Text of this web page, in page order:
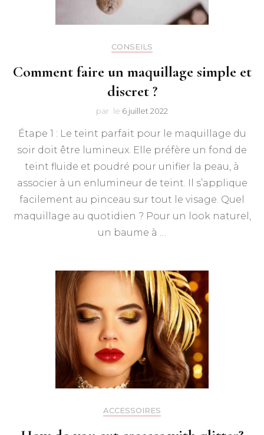
CONSEILS
Comment faire un maquillage simple et
discret ?
par le 6 juillet 2022
Étape 1 : Le teint parfait pour le maquillage du
soir doit être lumineux. Elle préfère un fond de
teint fluide et poudré pour unifier la peau, à
associer à un enlumineur de teint. Il s’applique
facilement au pinceau sur tout le visage. Quel
maquillage au quotidien ? Pour un look naturel,
un baume à …
ACCESSOIRES